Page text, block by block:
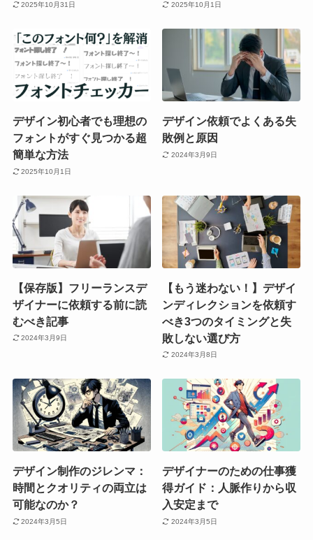
2025年10月31日 2025年10月1日
デザイン初心者でも理想の
フォントがすぐ見つかる超
簡単な方法
2025年10月1日
デザイン依頼でよくある失
敗例と原因
2024年3月9日
【保存版】フリーランスデ
ザイナーに依頼する前に読
むべき記事
2024年3月9日
【もう迷わない！】デザイ
ンディレクションを依頼す
べき3つのタイミングと失
敗しない選び方
2024年3月8日
デザイン制作のジレンマ：
時間とクオリティの両立は
可能なのか？
2024年3月5日
デザイナーのための仕事獲
得ガイド：人脈作りから収
入安定まで
2024年3月5日